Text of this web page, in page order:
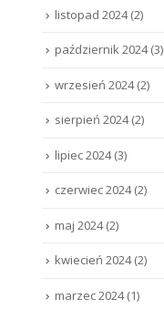
listopad 2024(2)
październik 2024(3)
wrzesień 2024(2)
sierpień 2024(2)
lipiec 2024(3)
czerwiec 2024(2)
maj 2024(2)
kwiecień 2024(2)
marzec 2024(1)